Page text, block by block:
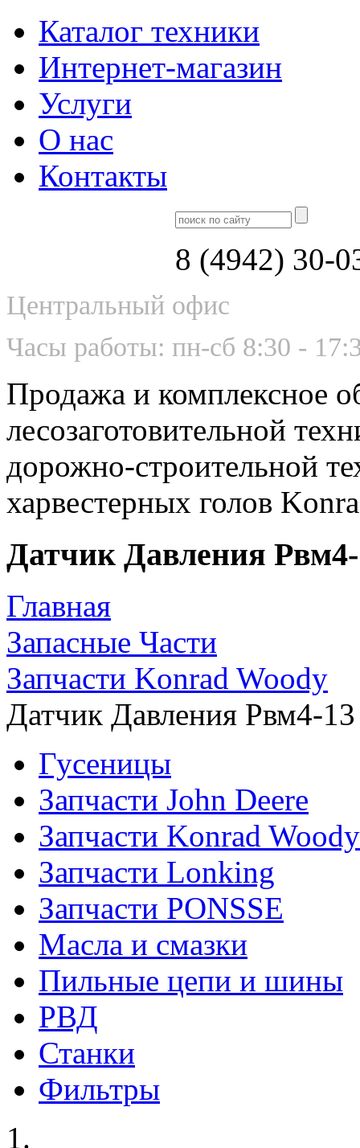
Каталог техники
Интернет-магазин
Услуги
О нас
Контакты
8 (4942) 30-
Центральный офис
Часы работы: пн-сб 8:30 -
Продажа и комплексное
лесозаготовительной
дорожно-строительной
харвестерных голов
Датчик Давления Рвм4-
Главная
Запасные Части
Запчасти Konrad Woody
Датчик Давления Рвм4-
Гусеницы
Запчасти John Deere
Запчасти Konrad Woody
Запчасти Lonking
Запчасти PONSSE
Масла и смазки
Пильные цепи и шины
РВД
Станки
Фильтры